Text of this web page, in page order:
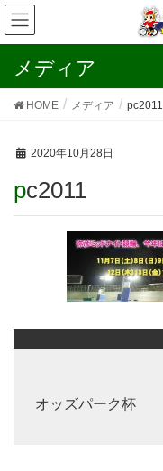
メディア
HOME メディア pc2011
2020年10月28日
pc2011
オッズパーク杯